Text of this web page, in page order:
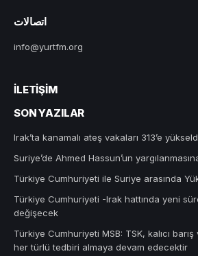
اتصالات
info@yurtfm.org
İLETIŞIM
SON YAZILAR
Irak’ta kanamalı ateş vakaları 313’e
Suriye’de Ahmed Hassun’un
Türkiye Cumhuriyeti ile Suriye arasında
Türkiye Cumhuriyeti -Irak hattında yeni
değişecek
Türkiye Cumhuriyeti MSB: TSK, kalıcı
her türlü tedbiri almaya devam edecektir